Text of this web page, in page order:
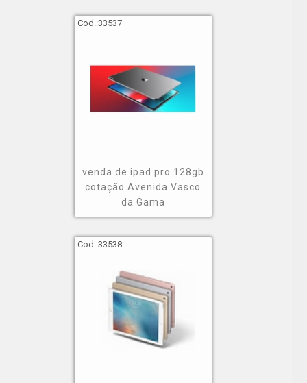
Cod.:33537
venda de ipad pro 128gb
cotação Avenida Vasco
da Gama
Cod.:33538